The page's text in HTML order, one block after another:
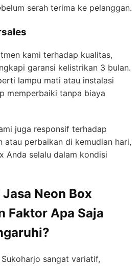
serah terima ke pelanggan.
kami terhadap kualitas,
garansi kelistrikan 3 bulan.
lampu mati atau instalasi
memperbaiki tanpa biaya
juga responsif terhadap
atau perbaikan di kemudian hari,
Anda selalu dalam kondisi
Neon Box
Faktor Apa Saja
sangat variatif,